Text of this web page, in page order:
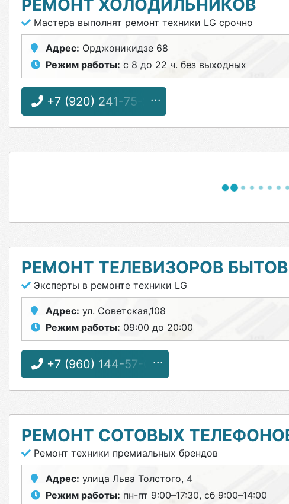
РЕМОНТ ХОЛОДИЛЬНИКОВ
Мастера выполнят ремонт техники LG срочно
Адрес: Орджоникидзе 68
Режим работы: с 8 до 22 ч. без выходных
+7 (920) 241-75-26
РЕМОНТ ТЕЛЕВИЗОРОВ
Эксперты в ремонте техники LG
Адрес: ул. Советская,108
Режим работы: 09:00 до 20:00
+7 (960) 144-57-03
РЕМОНТ СОТОВЫХ
Ремонт техники премиальных брендов
Адрес: улица Льва Толстого, 4
Режим работы: пн-пт 9:00–17:30, сб 9:00–14:00